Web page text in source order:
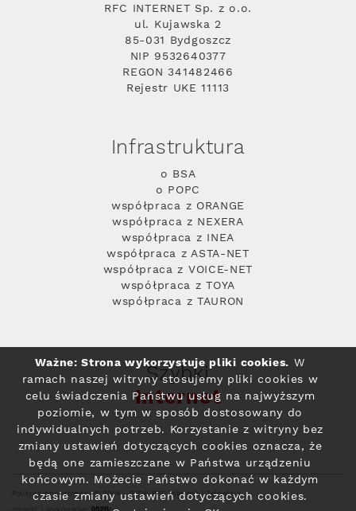
RFC INTERNET Sp. z o.o.
ul. Kujawska 2
85-031 Bydgoszcz
NIP 9532640377
REGON 341482466
Rejestr UKE 11113
Infrastruktura
o BSA
o POPC
współpraca z ORANGE
współpraca z NEXERA
współpraca z INEA
współpraca z ASTA-NET
współpraca z VOICE-NET
współpraca z TOYA
współpraca z TAURON
Szybki
Internet
Polityka prywatności© 2004 - 2026 RFC Internet i Telewizja
Ważne: Strona wykorzystuje pliki cookies. W
ramach naszej witryny stosujemy pliki cookies w
celu świadczenia Państwu usług na najwyższym
poziomie, w tym w sposób dostosowany do
indywidualnych potrzeb. Korzystanie z witryny bez
zmiany ustawień dotyczących cookies oznacza, że
będą one zamieszczane w Państwa urządzeniu
końcowym. Możecie Państwo dokonać w każdym
czasie zmiany ustawień dotyczących cookies.